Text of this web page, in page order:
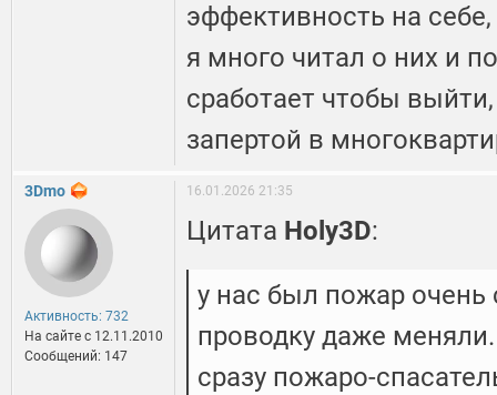
эффективность на
я много читал о них и
сработает чтобы
запертой в
3Dmo
Активность: 732
На сайте c 12.11.2010
Сообщений: 147
16.01.2026 21:35
Цитата Holy3D:
у нас был пожар
проводку даже
сразу пожаро-